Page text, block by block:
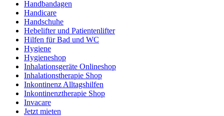
Handbandagen
Handicare
Handschuhe
Hebelifter und Patientenlifter
Hilfen für Bad und WC
Hygiene
Hygieneshop
Inhalationsgeräte Onlineshop
Inhalationstherapie Shop
Inkontinenz Alltagshilfen
Inkontinenztherapie Shop
Invacare
Jetzt mieten